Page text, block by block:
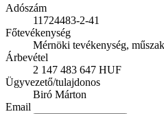
Adószám
11724483-2-41
Főtevékenység
Mérnöki tevékenység,
Árbevétel
2 147 483 647 HUF
Ügyvezető/tulajdonos
Biró Márton
Email